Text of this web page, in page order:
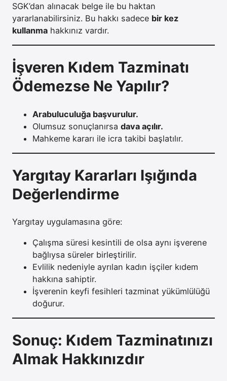
SGK’dan alınacak belge ile bu haktan
yararlanabilirsiniz. Bu hakkı sadece bir kez
kullanma hakkınız vardır.
İşveren Kıdem Tazminatı
Ödemezse Ne Yapılır?
Arabuluculuğa başvurulur.
Olumsuz sonuçlanırsa dava açılır.
Mahkeme kararı ile icra takibi başlatılır.
Yargıtay Kararları Işığında
Değerlendirme
Yargıtay uygulamasına göre:
Çalışma süresi kesintili de olsa aynı işverene
bağlıysa süreler birleştirilir.
Evlilik nedeniyle ayrılan kadın işçiler kıdem
hakkına sahiptir.
İşverenin keyfi fesihleri tazminat yükümlülüğü
doğurur.
Sonuç: Kıdem Tazminatınızı
Almak Hakkınızdır